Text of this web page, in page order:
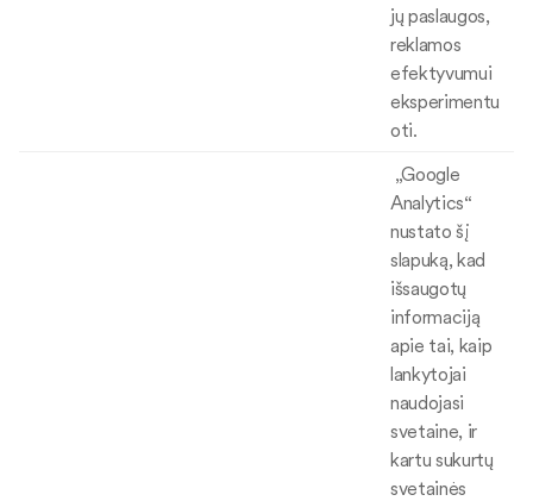
jų paslaugos,
reklamos
efektyvumui
eksperimentu
oti.
„Google
Analytics“
nustato šį
slapuką, kad
išsaugotų
informaciją
apie tai, kaip
lankytojai
naudojasi
svetaine, ir
kartu sukurtų
svetainės